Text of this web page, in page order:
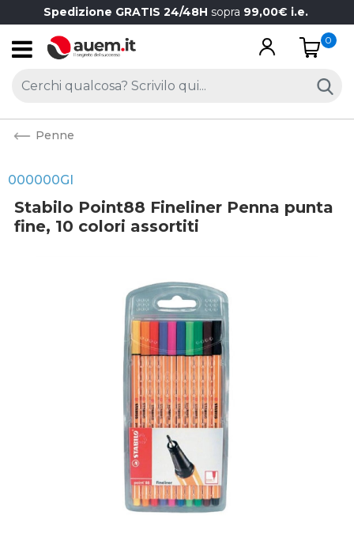
Spedizione GRATIS 24/48H sopra 99,00€ i.e.
Open
0
Penne
000000GI
Stabilo Point88 Fineliner Penna punta
fine, 10 colori assortiti